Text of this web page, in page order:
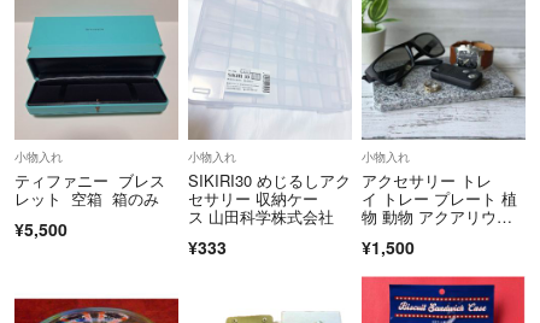
小物入れ
ティファニー ブレス
レット 空箱 箱のみ
¥5,500
小物入れ
SIKIRI30 めじるしアク
セサリー 収納ケー
ス 山田科学株式会社
¥333
小物入れ
アクセサリー トレ
イ トレー プレート 植
物 動物 アクアリウ
¥1,500